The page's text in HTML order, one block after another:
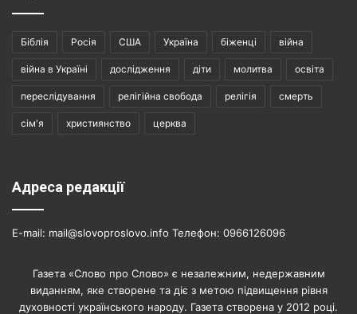
Біблія Росія США Україна біженці війна
війна в Україні дослідження діти молитва освіта
переслідування релігійна свобода релігія смерть
сім'я християнство церква
Адреса редакції
E-mail: mail@slovoproslovo.info Телефон: 0966126096
Газета «Слово про Слово» є незалежним, недержавним
виданням, яке створене та діє з метою підвищення рівня
духовності українського народу. Газета створена у 2012 році.